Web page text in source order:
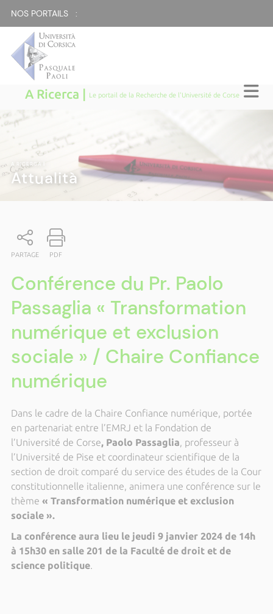
NOS PORTAILS :
A Ricerca | Le portail de la Recherche de l'Université de Corse
A RICERCA
Attualità
PARTAGE PDF
Conférence du Pr. Paolo
Passaglia « Transformation
numérique et exclusion
sociale » / Chaire Confiance
numérique
Dans le cadre de la Chaire Confiance numérique, portée
en partenariat entre l’EMRJ et la Fondation de
l’Université de Corse, Paolo Passaglia, professeur à
l’Université de Pise et coordinateur scientifique de la
section de droit comparé du service des études de la Cour
constitutionnelle italienne, animera une conférence sur le
thème « Transformation numérique et exclusion
sociale ».
La conférence aura lieu le jeudi 9 janvier 2024 de 14h
à 15h30 en salle 201 de la Faculté de droit et de
science politique.